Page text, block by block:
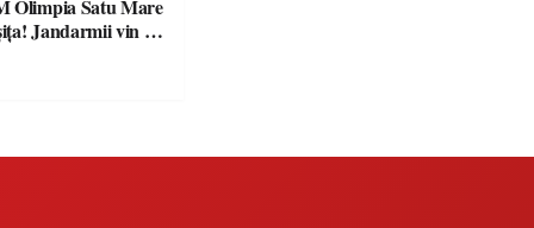
Olimpia Satu Mare
Jandarmii vin cu